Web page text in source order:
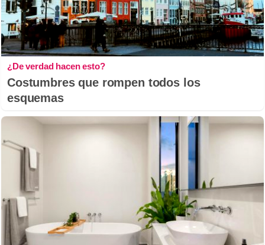
¿De verdad hacen esto?
Costumbres que rompen todos los
esquemas